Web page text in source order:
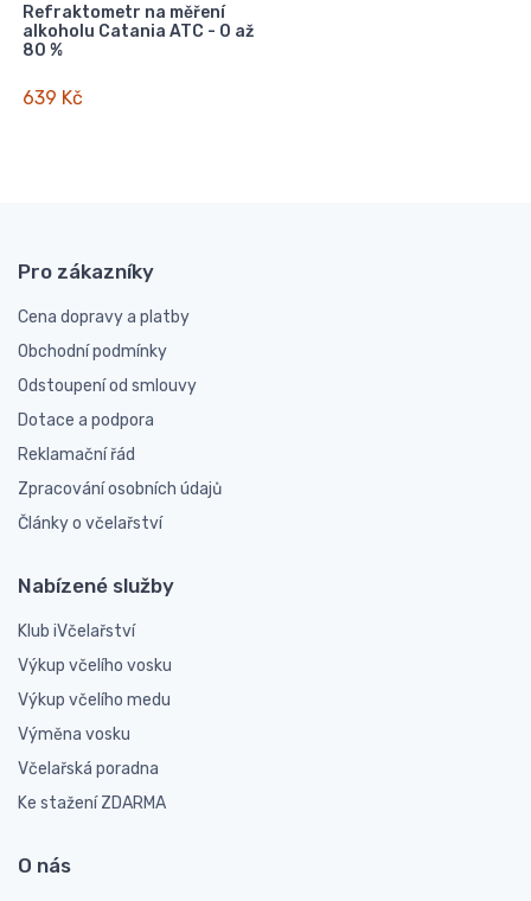
Refraktometr na měření
alkoholu Catania ATC - 0 až
80 %
639 Kč
Pro zákazníky
Cena dopravy a platby
Obchodní podmínky
Odstoupení od smlouvy
Dotace a podpora
Reklamační řád
Zpracování osobních údajů
Články o včelařství
Nabízené služby
Klub iVčelařství
Výkup včelího vosku
Výkup včelího medu
Výměna vosku
Včelařská poradna
Ke stažení ZDARMA
O nás